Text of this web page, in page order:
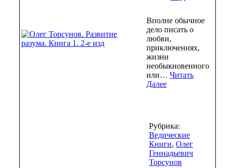
Вполне обычное
дело писать о
любви,
приключениях,
жизни
необыкновенного
или… Читать
Далее
Рубрика:
Ведические
Книги, Олег
Геннадьевич
Торсунов